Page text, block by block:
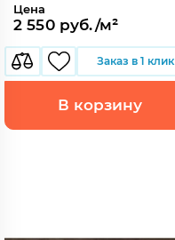
Цена
2 550 руб./м²
Заказ в 1 клик
В корзину